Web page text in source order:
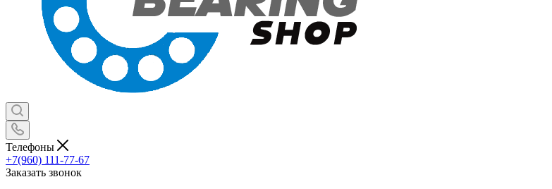
Телефоны
+7(960) 111-77-67
Заказать звонок